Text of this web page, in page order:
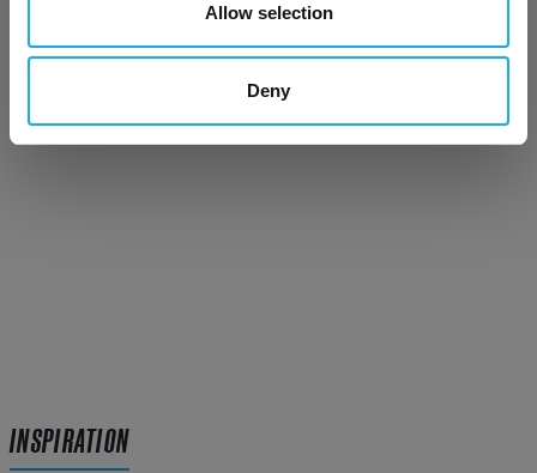
Allow selection
Deny
879,00SEK
(Jämförpris: 879,00 SEK/)
INSPIRATION